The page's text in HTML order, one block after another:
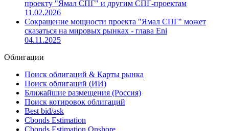
проекту "Ямал СПГ" и другим СПГ-проектам
11.02.2026
Сокращение мощности проекта "Ямал СПГ" может
сказаться на мировых рынках - глава Eni
04.11.2025
Облигации
Поиск облигаций & Карты рынка
Поиск облигаций (ИИ)
Ближайшие размещения (Россия)
Поиск котировок облигаций
Best bid/ask
Cbonds Estimation